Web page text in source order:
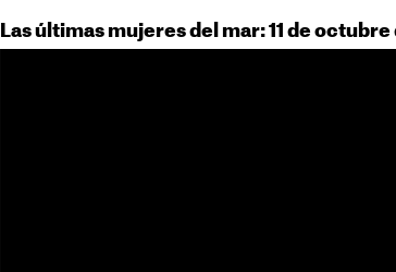
Las últimas mujeres del mar: 11 de